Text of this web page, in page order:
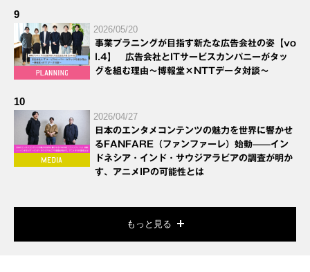
9
2026/05/20
事業プラニングが目指す新たな広告会社の姿【vo
l.4】 広告会社とITサービスカンパニーがタッ
グを組む理由～博報堂×NTTデータ対談～
10
2026/04/27
日本のエンタメコンテンツの魅力を世界に響かせ
るFANFARE（ファンファーレ）始動——イン
ドネシア・インド・サウジアラビアの調査が明か
す、アニメIPの可能性とは
もっと見る